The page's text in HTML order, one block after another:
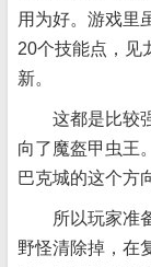
用为好。游戏里
20个技能点，见
新。
这都是比较强
向了魔盔甲虫王
巴克城的这个方
所以玩家准备
野怪清除掉，在